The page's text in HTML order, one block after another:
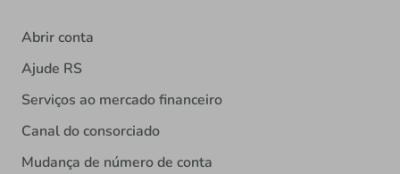
Abrir conta
Ajude RS
Serviços ao mercado financeiro
Canal do consorciado
Mudança de número de conta